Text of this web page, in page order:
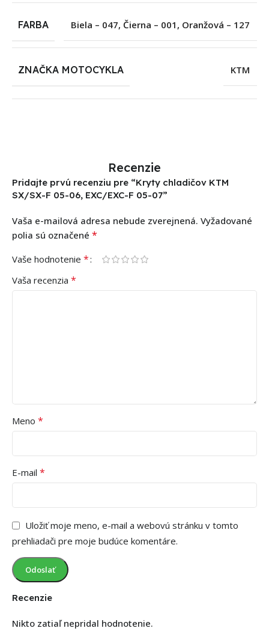
FARBA Biela – 047, Čierna – 001 , Oranžová – 127
ZNAČKA MOTOCYKLA KTM
Recenzie
Recenzie
Nikto zatiaľ nepridal hodnotenie.
Pridajte prvú recenziu pre “Kryty chladičov KTM
SX/SX-F 05-06, EXC/EXC-F 05-07”
Vaša e-mailová adresa nebude zverejnená. Vyžadované
polia sú označené *
Vaše hodnotenie *
Vaša recenzia *
Meno *
E-mail *
Uložiť moje meno, e-mail a webovú stránku v tomto
prehliadači pre moje budúce komentáre.